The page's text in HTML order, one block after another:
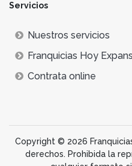
Servicios
Nuestros servicios
Franquicias Hoy
Contrata online
Copyright © 2026
derechos. Prohibida la